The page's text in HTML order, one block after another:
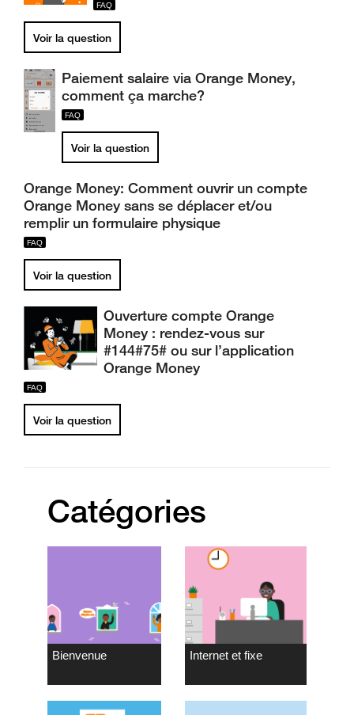
Voir la question
Paiement salaire via Orange Money,
comment ça marche?
Voir la question
Orange Money: Comment ouvrir un compte
Orange Money sans se déplacer et/ou
remplir un formulaire physique
Voir la question
Ouverture compte Orange
Money : rendez-vous sur
#144#75# ou sur l’application
Orange Money
Voir la question
Catégories
Bienvenue Internet et fixe